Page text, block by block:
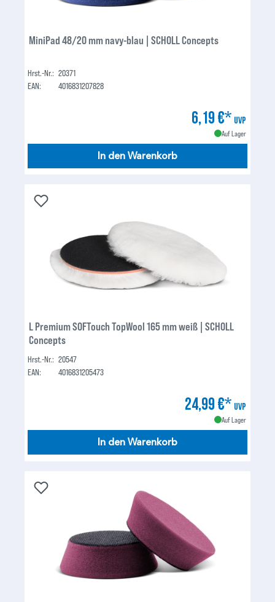
MiniPad 48/20 mm navy-blau | SCHOLL Concepts
Hrst.-Nr.: 20371
EAN:
4016831207828
6,19 €* UVP
Auf Lager
In den Warenkorb
L Premium SOFTouch TopWool 165 mm weiß | SCHOLL
Concepts
Hrst.-Nr.: 20547
EAN:
4016831205473
24,99 €* UVP
Auf Lager
In den Warenkorb